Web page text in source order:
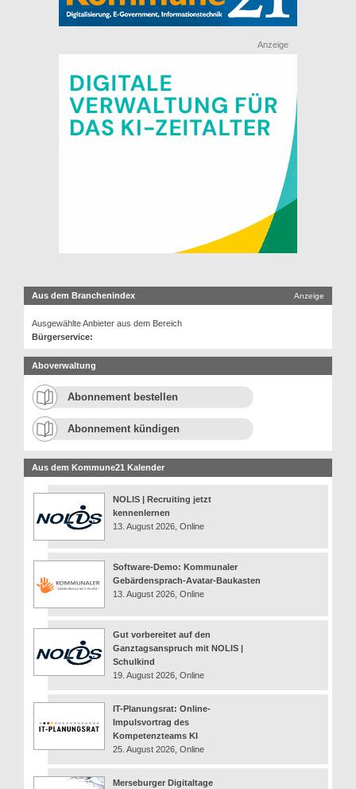
Anzeige
Aus dem Branchenindex Anzeige
Ausgewählte Anbieter aus dem Bereich
Bürgerservice:
Aboverwaltung
Abonnement bestellen
Abonnement kündigen
Aus dem Kommune21 Kalender
NOLIS | Recruiting jetzt
kennenlernen
13. August 2026, Online
Software-Demo: Kommunaler
Gebärdensprach-Avatar-Baukasten
13. August 2026, Online
Gut vorbereitet auf den
Ganztagsanspruch mit NOLIS |
Schulkind
19. August 2026, Online
IT-Planungsrat: Online-
Impulsvortrag des
Kompetenzteams KI
25. August 2026, Online
Merseburger Digitaltage